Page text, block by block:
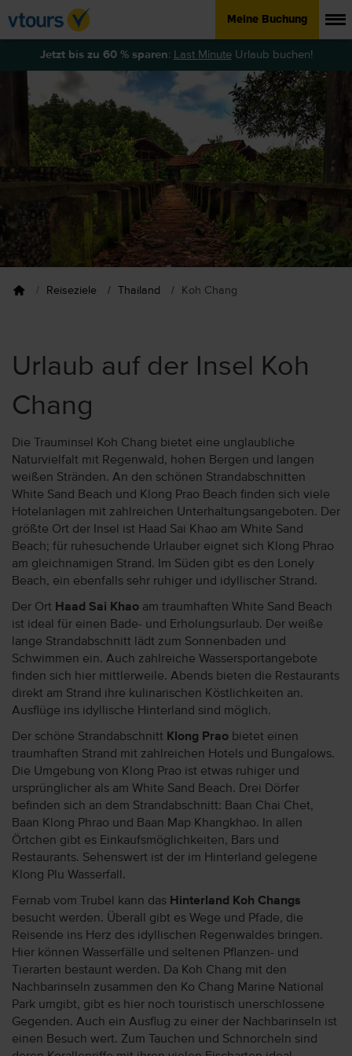
Meine Buchung
Jetzt bis zu 60 % sparen: Last MinuteUrlaub buchen!
Reiseziele Thailand Koh Chang
Urlaub auf der Insel Koh
Chang
Die Trauminsel Koh Chang bietet eine unglaubliche
Naturvielfalt mit Regenwald, hohen Bergen und langen
weißen Stränden. An den schönen Strandabschnitten
White Sand Beach und Klong Prao Beach finden sich viele
Hotelanlagen mit zahlreichen Unterhaltungsangeboten. Der
größte Ort der Insel ist Haad Sai Khao am White Sand
Beach; für ruhesuchende Urlauber eignet sich Klong Phrao
am gleichnamigen Strand. Im Süden gibt es den Lonely
Beach, ein ebenfalls sehr ruhiger und idyllischer Strand.
Der Ort Haad Sai Khao am traumhaften White Sand Beach
ist ideal für einen Bade- und Erholungsurlaub. Der weiße
lange Strandabschnitt lädt zum Sonnenbaden und
Schwimmen ein. Auch zahlreiche Wassersportangebote
finden sich hier mittlerweile. Abends bieten die Restaurants
direkt am Strand ihre kulinarischen Köstlichkeiten an.
Ausflüge ins idyllische Hinterland sind möglich.
Der schöne Strandabschnitt Klong Prao bietet einen
traumhaften Strand mit zahlreichen Hotels und Bungalows.
Die Umgebung von Klong Prao ist etwas ruhiger und
ursprünglicher als am White Sand Beach. Drei Dörfer
befinden sich an dem Strandabschnitt: Baan Chai Chet,
Baan Klong Phrao und Baan Map Khangkhao. In allen
Örtchen gibt es Einkaufsmöglichkeiten, Bars und
Restaurants. Sehenswert ist der im Hinterland gelegene
Klong Plu Wasserfall.
Fernab vom Trubel kann das Hinterland Koh Changs
besucht werden. Überall gibt es Wege und Pfade, die
Reisende ins Herz des idyllischen Regenwaldes bringen.
Hier können Wasserfälle und seltenen Pflanzen- und
Tierarten bestaunt werden. Da Koh Chang mit den
Nachbarinseln zusammen den Ko Chang Marine National
Park umgibt, gibt es hier noch touristisch unerschlossene
Gegenden. Auch ein Ausflug zu einer der Nachbarinseln ist
einen Besuch wert. Zum Tauchen und Schnorcheln sind